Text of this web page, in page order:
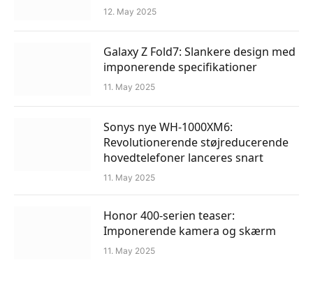
12. May 2025
Galaxy Z Fold7: Slankere design med
imponerende specifikationer
11. May 2025
Sonys nye WH-1000XM6:
Revolutionerende støjreducerende
hovedtelefoner lanceres snart
11. May 2025
Honor 400-serien teaser:
Imponerende kamera og skærm
11. May 2025